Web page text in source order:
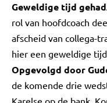
Geweldige tijd gehad
rol van hoofdcoach
afscheid van collega-
hier een geweldige
Opgevolgd door
de komende drie
Karelse op de bank.